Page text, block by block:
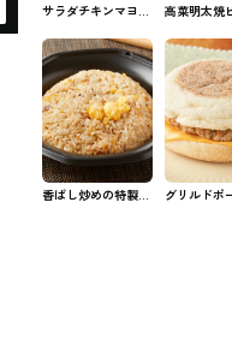
サラダチキンマヨネ
ミマのおむずび
高菜明太焼
香ばし炒めの特製炒
グリルドポ